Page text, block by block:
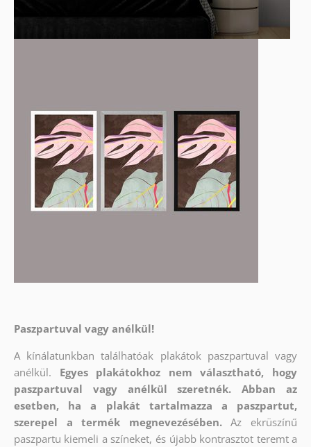
Paszpartuval vagy anélkül!
A kínálatunkban találhatóak plakátok paszpartuval vagy
anélkül.
Egyes plakátokhoz nem választható, hogy
paszpartuval vagy anélkül szeretnék. Abban az
esetben, ha a plakát tartalmazza a paszpartut,
szerepel a termék megnevezésében.
Az ekrüszínű
paszpartu kiemeli a színeket, és újabb kontrasztot teremt a